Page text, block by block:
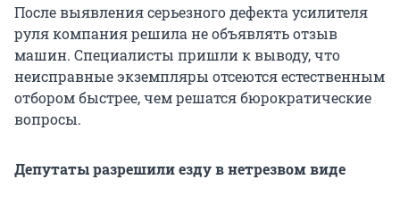
После выявления серьезного дефекта усилителя
руля компания решила не объявлять отзыв
машин. Специалисты пришли к выводу, что
неисправные экземпляры отсеются естественным
отбором быстрее, чем решатся бюрократические
вопросы.
Депутаты разрешили езду в нетрезвом виде